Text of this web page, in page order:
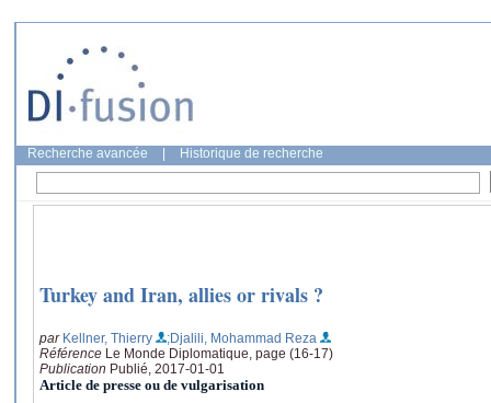
Recherche avancée Historique de recherche
Turkey and Iran, allies or rivals ?
par Kellner, Thierry
;Djalili, Mohammad Reza
Référence Le Monde Diplomatique, page (16-17)
Publication Publié, 2017-01-01
Article de presse ou de vulgarisation